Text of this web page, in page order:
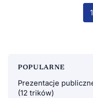
1
POPULARNE
Prezentacje
(12 trików)